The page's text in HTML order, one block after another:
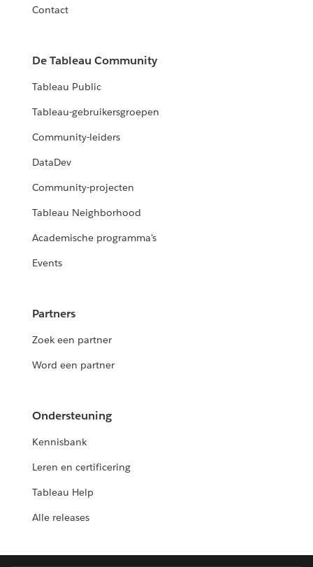
Contact
De Tableau Community
Tableau Public
Tableau-gebruikersgroepen
Community-leiders
DataDev
Community-projecten
Tableau Neighborhood
Academische programma's
Events
Partners
Zoek een partner
Word een partner
Ondersteuning
Kennisbank
Leren en certificering
Tableau Help
Alle releases